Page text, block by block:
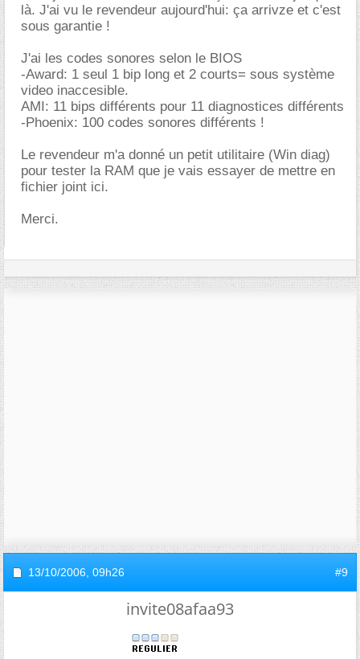
là. J'ai vu le revendeur aujourd'hui: ça arrivze et c'est
sous garantie !
J'ai les codes sonores selon le BIOS
-Award: 1 seul 1 bip long et 2 courts= sous système
video inaccesible.
AMI: 11 bips différents pour 11 diagnostices différents
-Phoenix: 100 codes sonores différents !
Le revendeur m'a donné un petit utilitaire (Win diag)
pour tester la RAM que je vais essayer de mettre en
fichier joint ici.
Merci.
13/10/2006, 09h26 #9
invite08afaa93